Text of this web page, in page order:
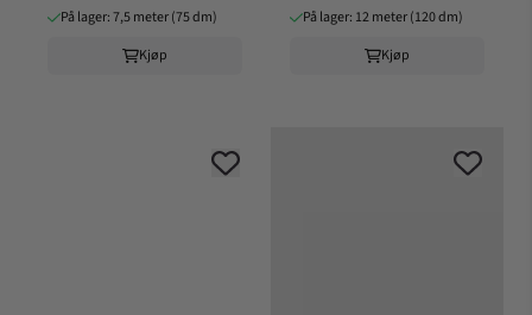
På lager: 7,5 meter (75 dm)
Kjøp
På lager: 12 meter (120 dm)
Kjøp